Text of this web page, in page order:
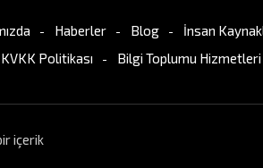
Haberler Blog İnsan
KVKK Politikası Bilgi Toplumu Hizmetleri
içerik